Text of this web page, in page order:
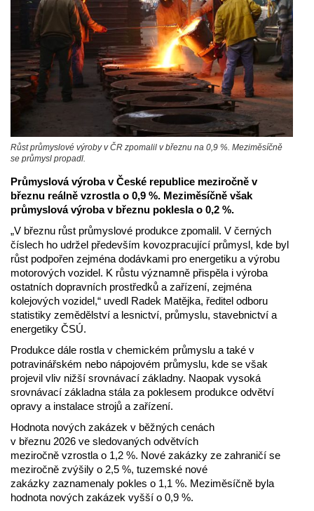
Růst průmyslové výroby v ČR zpomalil v březnu na 0,9 %. Meziměsíčně
se průmysl propadl.
Průmyslová výroba v České republice meziročně v
březnu reálně vzrostla o 0,9 %. Meziměsíčně však
průmyslová výroba v březnu poklesla o 0,2 %.
„V březnu růst průmyslové produkce zpomalil. V černých
číslech ho udržel především kovozpracující průmysl, kde byl
růst podpořen zejména dodávkami pro energetiku a výrobu
motorových vozidel. K růstu významně přispěla i výroba
ostatních dopravních prostředků a zařízení, zejména
kolejových vozidel,“ uvedl Radek Matějka, ředitel odboru
statistiky zemědělství a lesnictví, průmyslu, stavebnictví a
energetiky ČSÚ.
Produkce dále rostla v chemickém průmyslu a také v
potravinářském nebo nápojovém průmyslu, kde se však
projevil vliv nižší srovnávací základny. Naopak vysoká
srovnávací základna stála za poklesem produkce odvětví
opravy a instalace strojů a zařízení.
Hodnota nových zakázek v běžných cenách
v březnu 2026 ve sledovaných odvětvích
meziročně vzrostla o 1,2 %. Nové zakázky ze zahraničí se
meziročně zvýšily o 2,5 %, tuzemské nové
zakázky zaznamenaly pokles o 1,1 %. Meziměsíčně byla
hodnota nových zakázek vyšší o 0,9 %.